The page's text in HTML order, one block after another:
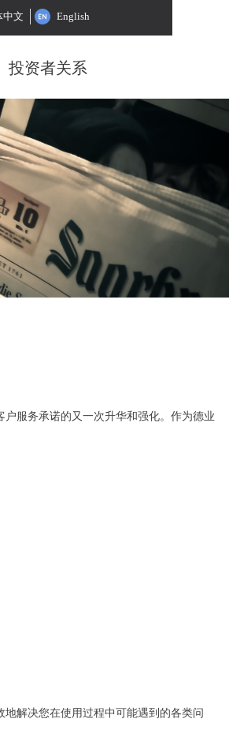
中文 English
投资者关系
服务承诺的又一次升华和强化。作为德业
解决您在使用过程中可能遇到的各类问